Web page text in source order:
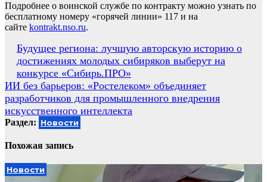
Подробнее о воинской службе по контракту можно узнать по
бесплатному номеру «горячей линии» 117 и на
сайте kontrakt.nso.ru.
Навигация
по
записям
Будущее региона: лучшую авторскую историю о
достижениях молодых сибиряков выберут на
конкурсе «Сибирь.ПРО»
ИИ без барьеров: «Ростелеком» объединяет
разработчиков для промышленного внедрения
искусственного интеллекта
Раздел: Новости
Похожая запись
Новости